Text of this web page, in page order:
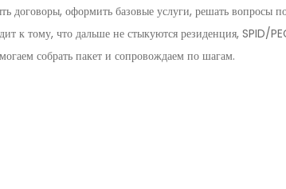
договоры, оформить базовые услуги, решать вопросы
к тому, что дальше не стыкуются резиденция, SPID/
собрать пакет и сопровождаем по шагам.